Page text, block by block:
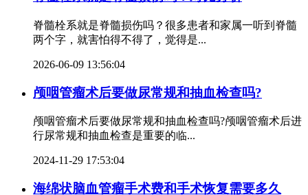
脊髓栓系就是脊髓损伤吗？很多患者和家属一听到脊髓
两个字，就害怕得不得了，觉得是...
2026-06-09 13:56:04
颅咽管瘤术后要做尿常规和抽血检查吗?
颅咽管瘤术后要做尿常规和抽血检查吗?颅咽管瘤术后进
行尿常规和抽血检查是重要的临...
2024-11-29 17:53:04
海绵状脑血管瘤手术费和手术恢复需要多久